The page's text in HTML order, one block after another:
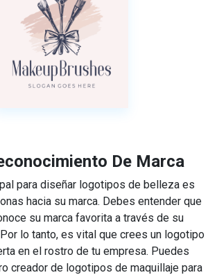
De Marca
para diseñar logotipos de belleza es
hacia su marca. Debes entender que
su marca favorita a través de su
lo tanto, es vital que crees un logotipo
en el rostro de tu empresa. Puedes
creador de logotipos de maquillaje para